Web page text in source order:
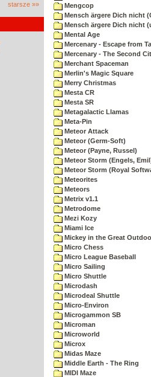
starsze »»
Mengcop
Mensch ärgere Dich nicht
Mensch ärgere Dich nicht
Mental Age
Mercenary - Escape from
Mercenary - The Second
Merchant Spaceman
Merlin's Magic Square
Merry Christmas
Mesta CR
Mesta SR
Metagalactic Llamas
Meta-Pin
Meteor Attack
Meteor (Germ-Soft)
Meteor (Payne, Russel)
Meteor Storm (Engels,
Meteor Storm (Royal
Meteorites
Meteors
Metrix v1.1
Metrodome
Mezi Kozy
Miami Ice
Mickey in the Great
Micro Chess
Micro League Baseball
Micro Sailing
Micro Shuttle
Microdash
Microdeal Shuttle
Micro-Environ
Microgammon SB
Microman
Microworld
Microx
Midas Maze
Middle Earth - The Ring
MIDI Maze